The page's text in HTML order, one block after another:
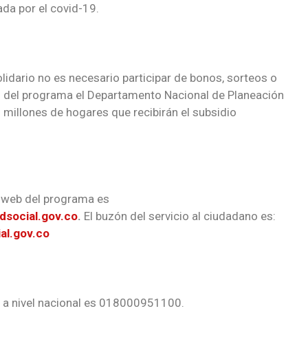
por el covid-19.
no es necesario participar de bonos, sorteos o
programa el Departamento Nacional de Planeación
de hogares que recibirán el subsidio
del programa es
. El buzón del servicio al ciudadano es:
nivel nacional es 018000951100.